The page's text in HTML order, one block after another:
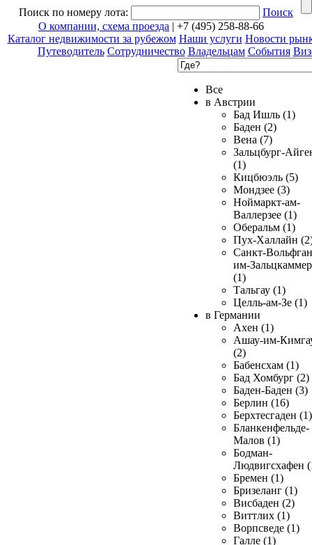
Поиск по номеру лота:
Поиск
О компании, схема проезда | +7 (495) 258-88-66
Каталог недвижимости за рубежом Наши услуги Новости
Путеводитель Сотрудничество Владельцам События
Все
в Австрии
Бад Ишль (1)
Баден (2)
Вена (7)
Зальцбург-
(1)
Кицбюэль (5)
Мондзее (3)
Ноймаркт-ам-
Валлерзее (1)
Оберальм (1)
Пух-Халлайн
Санкт-
им-
(1)
Тальгау (1)
Целль-ам-Зе (1)
в Германии
Ахен (1)
Ашау-им-
(2)
Бабенсхам (1)
Бад Хомбург (2)
Баден-Баден (3)
Берлин (16)
Берхтесгаден (1)
Бланкенфельде-
Малов (1)
Бодман-
Людвигсхафен
Бремен (1)
Бризеланг (1)
Висбаден (2)
Виттлих (1)
Ворпсведе (1)
Галле (1)